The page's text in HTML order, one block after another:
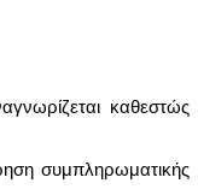
καθεστώς
συμπληρωματικής